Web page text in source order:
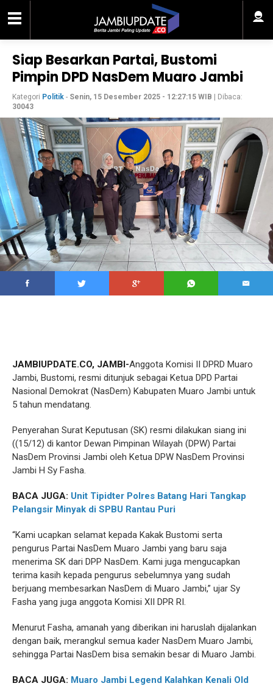
Siap Besarkan Partai, Bustomi
Pimpin DPD NasDem Muaro Jambi
Kategori Politik - Senin, 15 Desember 2025 - 12:27:15 WIB | Dibaca:
30043
JAMBIUPDATE.CO, JAMBI-Anggota Komisi II DPRD Muaro
Jambi, Bustomi, resmi ditunjuk sebagai Ketua DPD Partai
Nasional Demokrat (NasDem) Kabupaten Muaro Jambi untuk
5 tahun mendatang.
Penyerahan Surat Keputusan (SK) resmi dilakukan siang ini
((15/12) di kantor Dewan Pimpinan Wilayah (DPW) Partai
NasDem Provinsi Jambi oleh Ketua DPW NasDem Provinsi
Jambi H Sy Fasha.
BACA JUGA: Unit Tipidter Polres Batang Hari Tangkap
Pelangsir Minyak di SPBU Rantau Puri
“Kami ucapkan selamat kepada Kakak Bustomi serta
pengurus Partai NasDem Muaro Jambi yang baru saja
menerima SK dari DPP NasDem. Kami juga mengucapkan
terima kasih kepada pengurus sebelumnya yang sudah
berjuang membesarkan NasDem di Muaro Jambi,” ujar Sy
Fasha yang juga anggota Komisi XII DPR RI.
Menurut Fasha, amanah yang diberikan ini haruslah dijalankan
dengan baik, merangkul semua kader NasDem Muaro Jambi,
sehingga Partai NasDem bisa semakin besar di Muaro Jambi.
BACA JUGA: Muaro Jambi Legend Kalahkan Kenali Old